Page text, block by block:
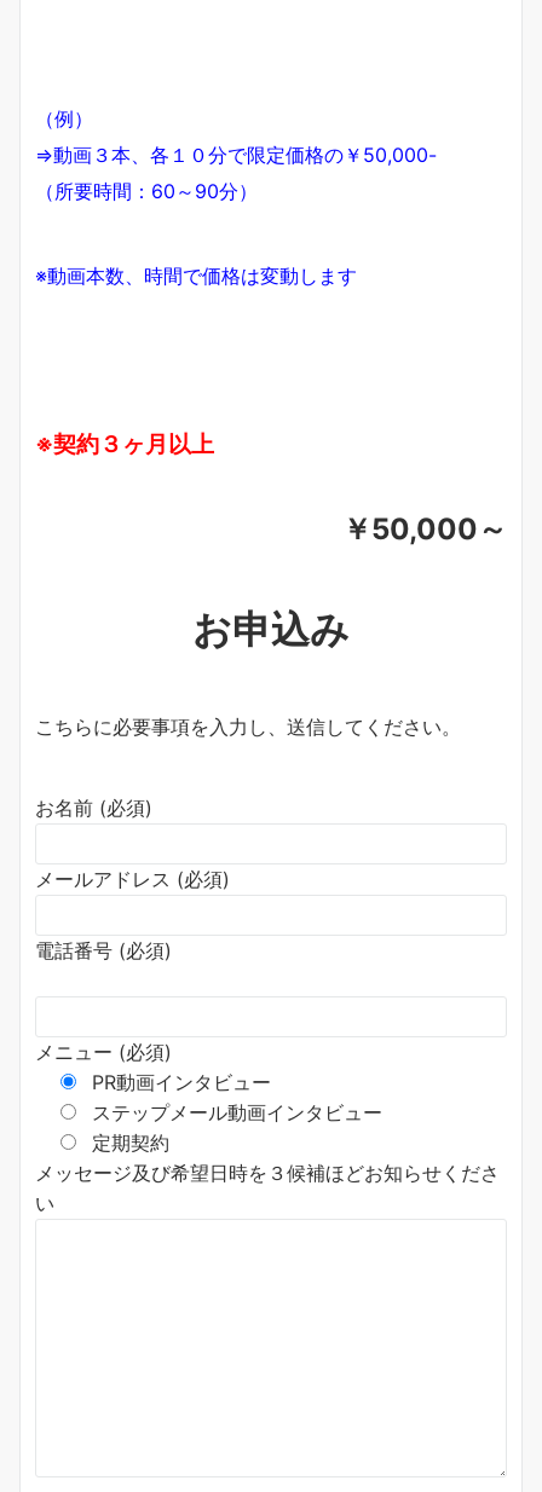
（例）
⇒動画３本、各１０分で限定価格の￥50,000-
（所要時間：60～90分）
※動画本数、時間で価格は変動します
※契約３ヶ月以上
￥50,000～
お申込み
こちらに必要事項を入力し、送信してください。
お名前 (必須)
メールアドレス (必須)
電話番号 (必須)
メニュー (必須)
PR動画インタビュー
ステップメール動画インタビュー
定期契約
メッセージ及び希望日時を３候補ほどお知らせくださ
い